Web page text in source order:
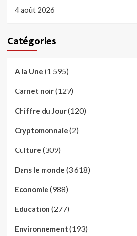
4 août 2026
Catégories
A la Une (1 595)
Carnet noir(129)
Chiffre du Jour(120)
Cryptomonnaie (2)
Culture (309)
Dans le monde (3 618)
Economie (988)
Education (277)
Environnement (193)